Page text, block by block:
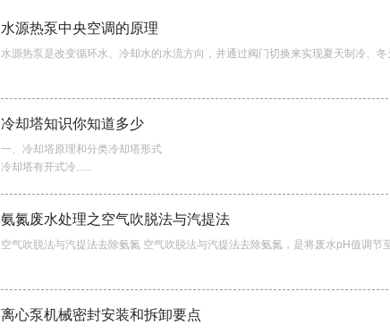
水源热泵中央空调的原理
水源热泵是改变循环水、冷却水的水流方向，并通过阀门切换来实现夏天制冷、
冷却塔知识你知道多少
一、冷却塔原理和分类冷却塔形式
冷却塔有开式冷......
氨氮废水处理之空气吹脱法与汽提法
空气吹脱法与汽提法去除氨氮 空气吹脱法与汽提法去除氨氮，是将废水pH值调节
离心泵机械密封安装和拆卸要点